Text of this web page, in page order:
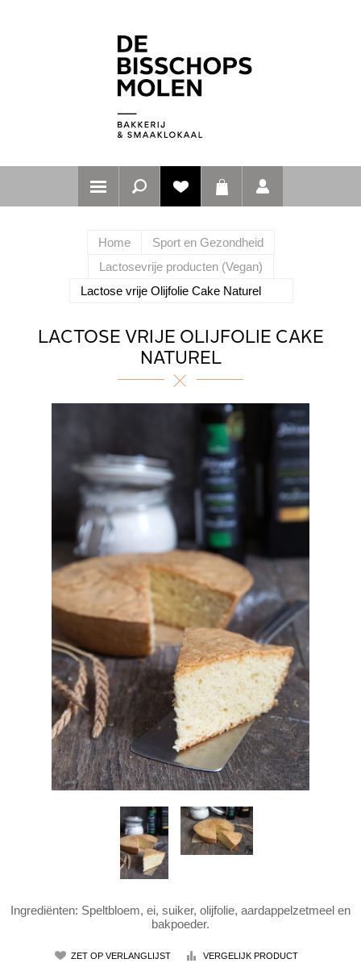
Home
Sport en Gezondheid
Lactosevrije producten (Vegan)
Lactose vrije Olijfolie Cake Naturel
LACTOSE VRIJE OLIJFOLIE CAKE
NATUREL
Ingrediënten: Speltbloem, ei, suiker, olijfolie, aardappelzetmeel en
bakpoeder.